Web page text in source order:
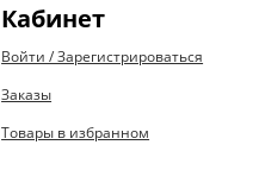
Кабинет
Войти / Зарегистрироваться
Заказы
Товары в избранном